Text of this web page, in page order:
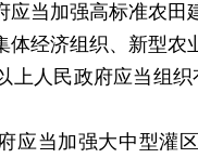
加强高标准农田
经济组织、新型农
上人民政府应当组织
当加强大中型灌区